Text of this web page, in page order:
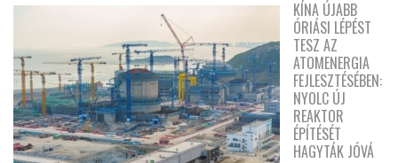
KÍNA ÚJABB
ÓRIÁSI LÉPÉST
TESZ AZ
ATOMENERGIA
FEJLESZTÉSÉBEN:
NYOLC ÚJ
REAKTOR
ÉPÍTÉSÉT
HAGYTÁK JÓVÁ